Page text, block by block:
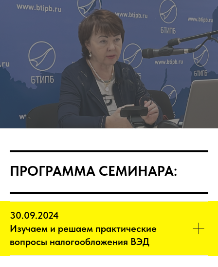
ПРОГРАММА СЕМИНАРА:
30.09.2024
Изучаем и решаем практические
вопросы налогообложения ВЭД